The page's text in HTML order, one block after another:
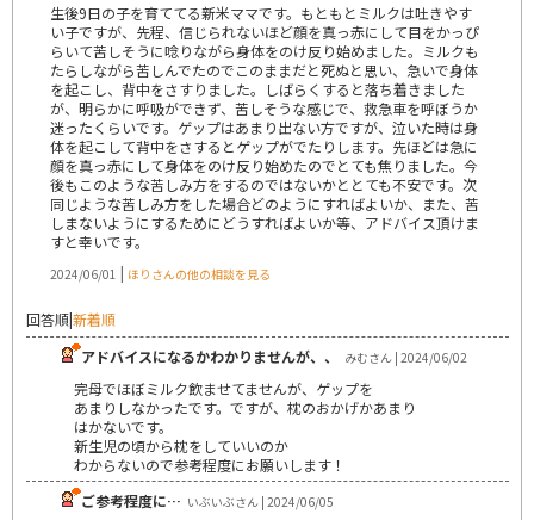
生後9日の子を育ててる新米ママです。もともとミルクは吐きやす
い子ですが、先程、信じられないほど顔を真っ赤にして目をかっぴ
らいて苦しそうに唸りながら身体をのけ反り始めました。ミルクも
たらしながら苦しんでたのでこのままだと死ぬと思い、急いで身体
を起こし、背中をさすりました。しばらくすると落ち着きました
が、明らかに呼吸ができず、苦しそうな感じで、救急車を呼ぼうか
迷ったくらいです。ゲップはあまり出ない方ですが、泣いた時は身
体を起こして背中をさするとゲップがでたりします。先ほどは急に
顔を真っ赤にして身体をのけ反り始めたのでとても焦りました。今
後もこのような苦しみ方をするのではないかととても不安です。次
同じような苦しみ方をした場合どのようにすればよいか、また、苦
しまないようにするためにどうすればよいか等、アドバイス頂けま
すと幸いです。
2024/06/01 | ほりさんの他の相談を見る
回答順|新着順
アドバイスになるかわかりませんが、、
みむさん | 2024/06/02
完母でほぼミルク飲ませてませんが、ゲップを
あまりしなかったです。ですが、枕のおかげかあまり
はかないです。
新生児の頃から枕をしていいのか
わからないので参考程度にお願いします！
ご参考程度に… いぶいぶさん | 2024/06/05